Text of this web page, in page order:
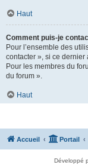
Haut
Comment puis-je
Pour l’ensemble des
contacter », si ce dernier
Pour les membres du
du forum ».
Haut
Accueil Portail
Développé